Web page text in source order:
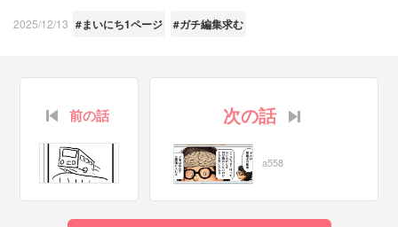
2025/12/13 #まいにち1ページ #ガチ編集求む
前の話 次の話
a558